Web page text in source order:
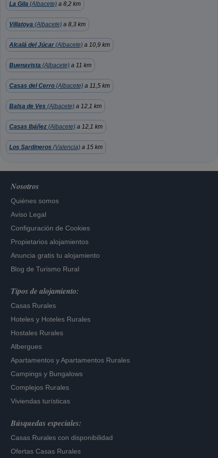
La Gila (Albacete) a 8,2 km
Villatoya (Albacete) a 8,3 km
Alcalá del Júcar (Albacete) a 10,9 km
Buenavista (Albacete) a 11 km
Casas del Cerro (Albacete) a 11,5 km
Balsa de Ves (Albacete) a 12,1 km
Casas Ibáñez (Albacete) a 12,1 km
Los Sardineros (Valencia) a 15 km
Nosotros
Quiénes somos
Aviso Legal
Configuración de Cookies
Propietarios alojamientos
Anuncia gratis tu alojamiento
Blog de Turismo Rural
Tipos de alojamiento:
Casas Rurales
Hoteles y Hoteles Rurales
Hostales Rurales
Albergues
Apartamentos yApartamentos Rurales
Campings y Bungalows
Complejos Rurales
Viviendas turísticas
Búsquedas especiales:
Casas Rurales con disponibilidad
Ofertas Casas Rurales